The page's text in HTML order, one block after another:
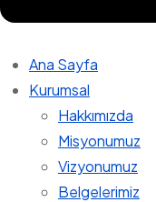
Ana Sayfa
Kurumsal
Hakkımızda
Misyonumuz
Vizyonumuz
Belgelerimiz